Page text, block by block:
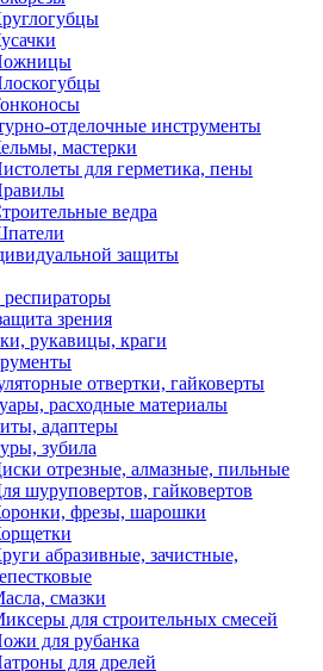
отделочные инструменты
мастерки
для герметика, пены
ведра
защиты
зрения
рукавицы, краги
отвертки, гайковерты
расходные материалы
адаптеры
зубила
отрезные, алмазные, пильные
шуруповертов, гайковертов
фрезы, шарошки
абразивные, зачистные,
смазки
для строительных смесей
для рубанка
для дрелей